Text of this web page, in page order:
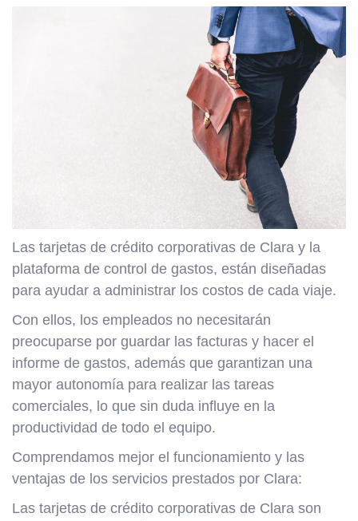
Las tarjetas de crédito corporativas de Clara y la
plataforma de control de gastos, están diseñadas
para ayudar a administrar los costos de cada viaje.
Con ellos, los empleados no necesitarán
preocuparse por guardar las facturas y hacer el
informe de gastos, además que garantizan una
mayor autonomía para realizar las tareas
comerciales, lo que sin duda influye en la
productividad de todo el equipo.
Comprendamos mejor el funcionamiento y las
ventajas de los servicios prestados por Clara:
Las tarjetas de crédito corporativas de Clara son